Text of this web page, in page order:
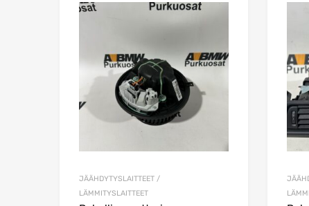
JÄÄHDYTYSLAITTEET /
LÄMMITYSLAITTEET